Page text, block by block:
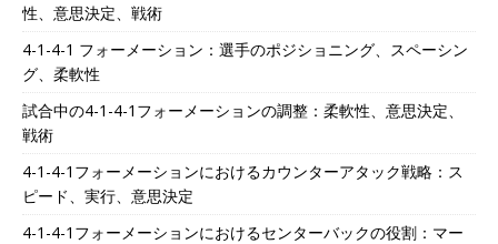
性、意思決定、戦術
4-1-4-1 フォーメーション：選手のポジショニング、スペーシン
グ、柔軟性
試合中の4-1-4-1フォーメーションの調整：柔軟性、意思決定、
戦術
4-1-4-1フォーメーションにおけるカウンターアタック戦略：ス
ピード、実行、意思決定
4-1-4-1フォーメーションにおけるセンターバックの役割：マー